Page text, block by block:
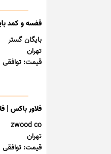
قفسه و کمد
بایگان گستر
تهران
قیمت: توافقی
فلاور باکس |
zwood co
تهران
قیمت: توافقی